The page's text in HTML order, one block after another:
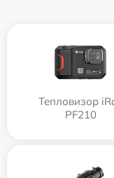
Тепловизор
PF210